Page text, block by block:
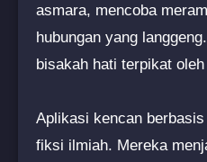
asmara, mencoba
hubungan yang
bisakah hati terpikat
Aplikasi kencan
fiksi ilmiah. Mereka